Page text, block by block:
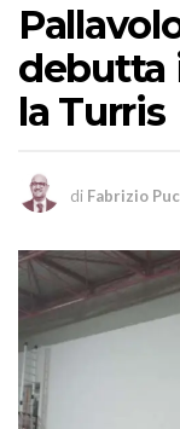
debutta
la Turris
di Fabrizio